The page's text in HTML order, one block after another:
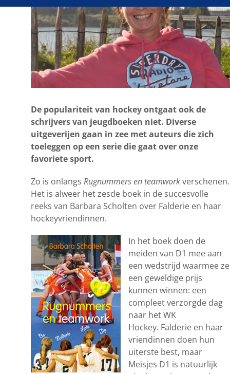
De populariteit van hockey ontgaat ook de
schrijvers van jeugdboeken niet. Diverse
uitgeverijen gaan in zee met auteurs die zich
toeleggen op een serie die gaat over onze
favoriete sport.
Zo is onlangs Rugnummers en teamworkverschenen.
Het is alweer het zesde boek in de succesvolle
reeks van Barbara Scholten over Falderie en haar
hockeyvriendinnen.
In het boek doen de
meiden van D1 mee aan
een wedstrijd waarmee ze
een geweldige prijs
kunnen winnen: een
compleet verzorgde dag
naar het WK
Hockey. Falderie en haar
vriendinnen doen hun
uiterste best, maar
Meisjes D1 is natuurlijk